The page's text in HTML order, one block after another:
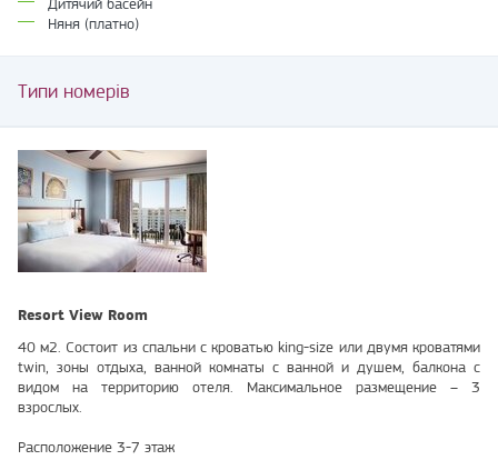
Дитячий басейн
Няня (платно)
Типи номерів
Resort View Room
40 м2. Состоит из спальни с кроватью king-size или двумя кроватями
twin, зоны отдыха, ванной комнаты с ванной и душем, балкона c
видом на территорию отеля. Максимальное размещение – 3
взрослых.
Расположение 3-7 этаж